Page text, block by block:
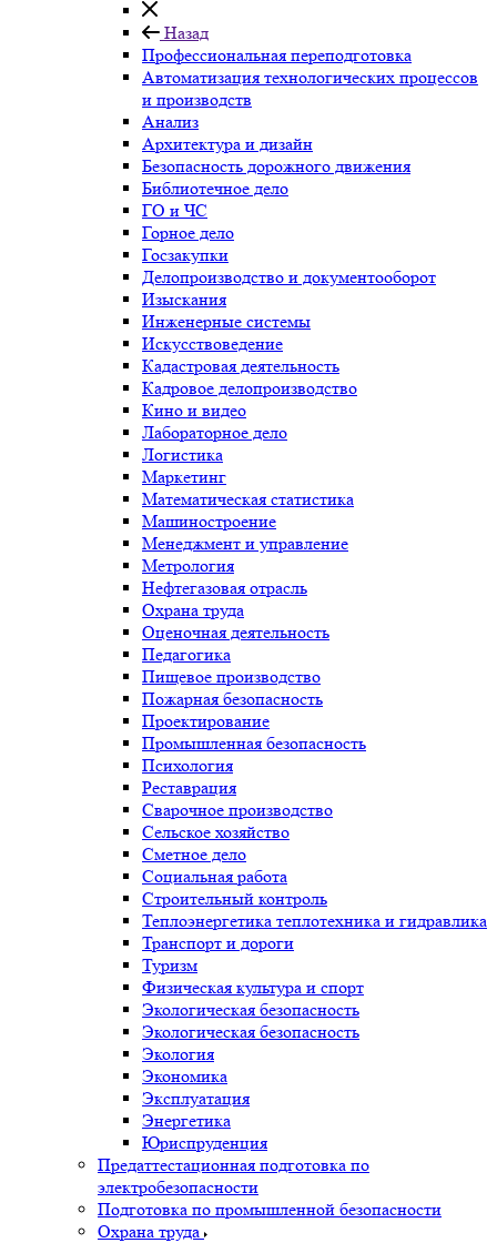
Назад
Профессиональная переподготовка
Автоматизация технологических процессов
и производств
Анализ
Архитектура и дизайн
Безопасность дорожного движения
Библиотечное дело
ГО и ЧС
Горное дело
Госзакупки
Делопроизводство и документооборот
Изыскания
Инженерные системы
Искусствоведение
Кадастровая деятельность
Кадровое делопроизводство
Кино и видео
Лабораторное дело
Логистика
Маркетинг
Математическая статистика
Машиностроение
Менеджмент и управление
Метрология
Нефтегазовая отрасль
Охрана труда
Оценочная деятельность
Педагогика
Пищевое производство
Пожарная безопасность
Проектирование
Промышленная безопасность
Психология
Реставрация
Сварочное производство
Сельское хозяйство
Сметное дело
Социальная работа
Строительный контроль
Теплоэнергетика теплотехника и гидравлика
Транспорт и дороги
Туризм
Физическая культура и спорт
Экологическая безопасность
Экологическая безопасность
Экология
Экономика
Эксплуатация
Энергетика
Юриспруденция
Предаттестационная подготовка по
электробезопасности
Подготовка по промышленной безопасности
Охрана труда